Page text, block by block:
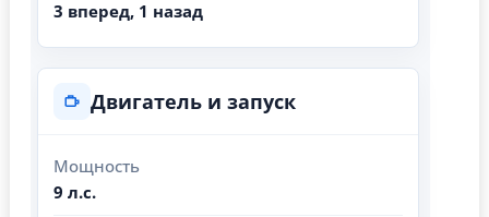
3 вперед, 1 назад
Двигатель и запуск
Мощность
9 л.с.